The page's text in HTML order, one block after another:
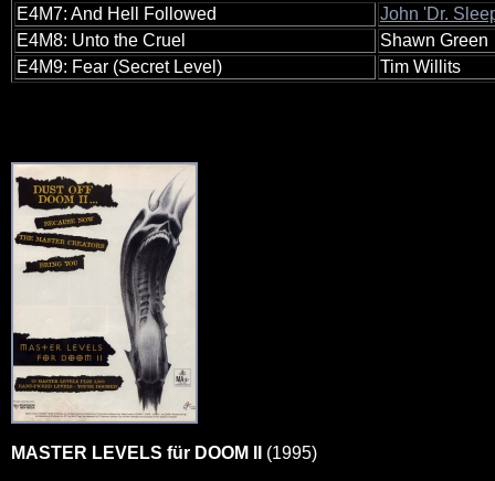
E4M7: And Hell Followed
John 'Dr.
E4M8: Unto the Cruel
Shawn Green
E4M9: Fear (Secret Level)
Tim Willits
MASTER LEVELS für DOOM II (1995)